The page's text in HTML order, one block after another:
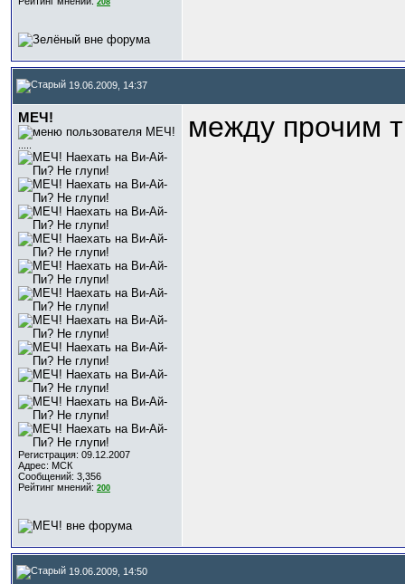
208
19.06.2009, 14:37
МЕЧ!
Регистрация: 09.12.2007
Адрес: МСК
Сообщений: 3,356
Рейтинг мнений: 200
между прочим
19.06.2009, 14:50